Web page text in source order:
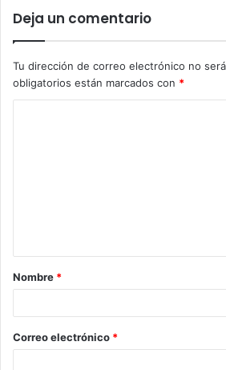
Deja un comentario
Tu dirección de correo electrónico no
obligatorios están marcados con *
Nombre *
Correo electrónico *